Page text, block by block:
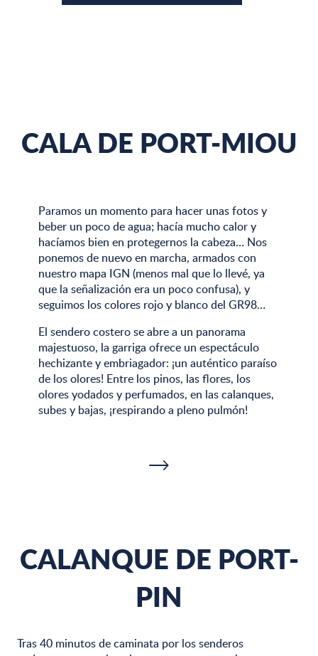
CALA DE PORT-MIOU
Paramos un momento para hacer unas fotos y
beber un poco de agua; hacía mucho calor y
hacíamos bien en protegernos la cabeza… Nos
ponemos de nuevo en marcha, armados con
nuestro mapa IGN (menos mal que lo llevé, ya
que la señalización era un poco confusa), y
seguimos los colores rojo y blanco del GR98…
El sendero costero se abre a un panorama
majestuoso, la garriga ofrece un espectáculo
hechizante y embriagador: ¡un auténtico paraíso
de los olores! Entre los pinos, las flores, los
olores yodados y perfumados, en las calanques,
subes y bajas, ¡respirando a pleno pulmón!
CALANQUE DE PORT-
PIN
Tras 40 minutos de caminata por los senderos